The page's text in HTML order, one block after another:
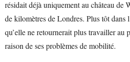
résidait déjà uniquement au château de
de kilomètres de Londres. Plus tôt dans
qu’elle ne retournerait plus travailler au
raison de ses problèmes de mobilité.